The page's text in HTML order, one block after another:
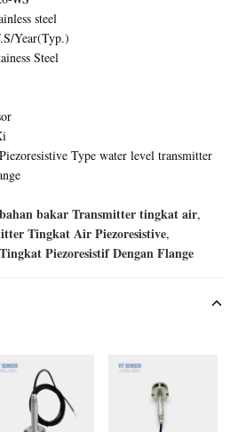
steel
Year(Typ.)
Steel
Type water level transmitter
bakar Transmitter tingkat air,
Tingkat Air Piezoresistive,
Piezoresistif Dengan Flange